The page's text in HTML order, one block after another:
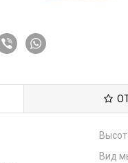
Вид